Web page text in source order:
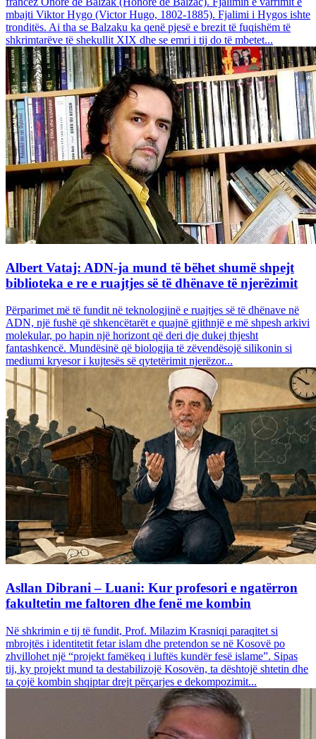
mbajti Viktor Hygo (Victor Hugo, 1802-1885). Fjalimi i Hygos ishte
tronditës. Ai tha se Balzaku ka qenë pjesë e brezit të fuqishëm të
shkrimtarëve të shekullit XIX dhe se emri i tij do të mbetet...
Albert Vataj: ADN-ja mund të bëhet shumë shpejt
biblioteka e re e ruajtjes së të dhënave të njerëzimit
Përparimet më të fundit në teknologjinë e ruajtjes së të dhënave në
ADN, një fushë që shkencëtarët e quajnë gjithnjë e më shpesh arkivi
molekular, po hapin një horizont që deri dje dukej thjesht
fantashkencë. Mundësinë që biologjia të zëvendësojë silikonin si
mediumi kryesor i kujtesës së qytetërimit njerëzor...
Asllan Dibrani – Luani: Kur profesori e ngatërron
fakultetin me faltoren dhe fenë me kombin
Në shkrimin e tij të fundit, Prof. Milazim Krasniqi paraqitet si
mbrojtës i identitetit fetar islam dhe pretendon se në Kosovë po
zhvillohet një “projekt famëkeq i luftës kundër fesë islame”. Sipas
tij, ky projekt mund ta destabilizojë Kosovën, ta dështojë shtetin dhe
ta çojë kombin shqiptar drejt përçarjes e dekompozimit...